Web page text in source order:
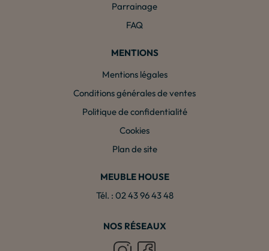
Parrainage
FAQ
MENTIONS
Mentions légales
Conditions générales de ventes
Politique de confidentialité
Cookies
Plan de site
MEUBLE HOUSE
Tél. : 02 43 96 43 48
NOS RÉSEAUX